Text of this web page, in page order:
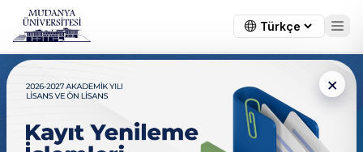
×
Endüstriyel Tasarım